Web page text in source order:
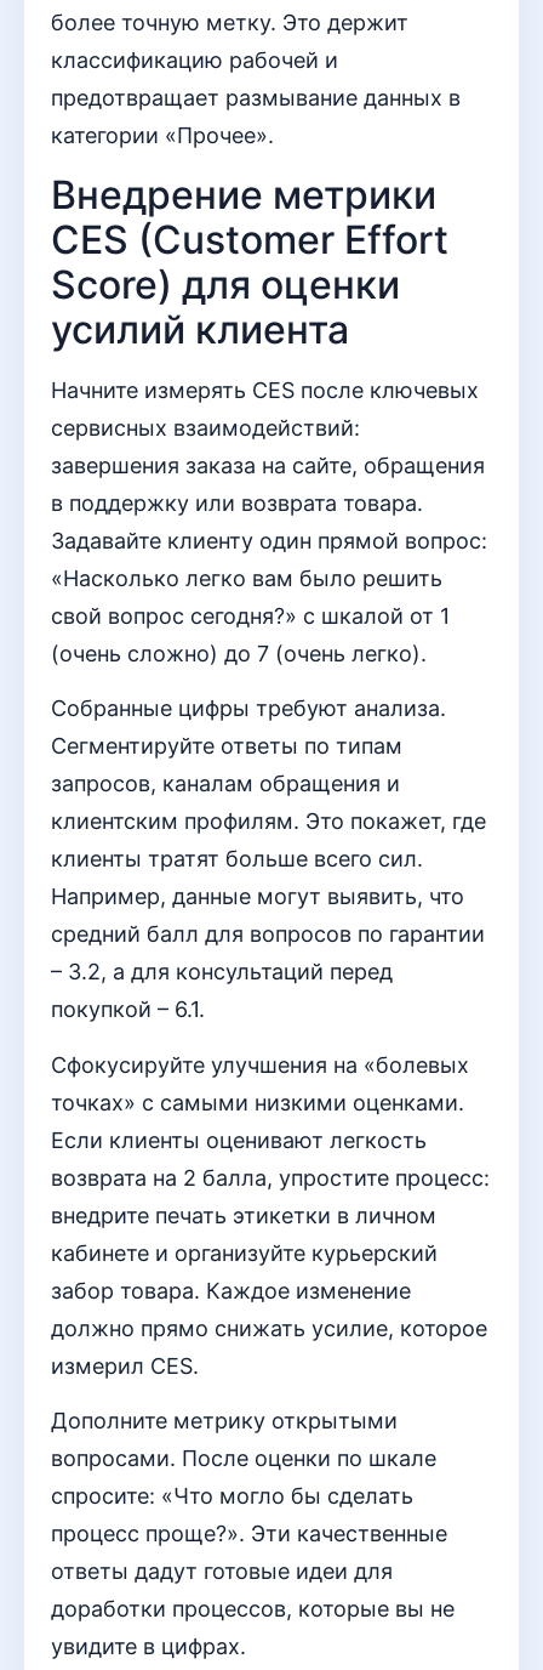
более точную метку. Это держит
классификацию рабочей и
предотвращает размывание данных в
категории «Прочее».
Внедрение метрики
CES (Customer Effort
Score) для оценки
усилий клиента
Начните измерять CES после ключевых
сервисных взаимодействий:
завершения заказа на сайте, обращения
в поддержку или возврата товара.
Задавайте клиенту один прямой вопрос:
«Насколько легко вам было решить
свой вопрос сегодня?» с шкалой от 1
(очень сложно) до 7 (очень легко).
Собранные цифры требуют анализа.
Сегментируйте ответы по типам
запросов, каналам обращения и
клиентским профилям. Это покажет, где
клиенты тратят больше всего сил.
Например, данные могут выявить, что
средний балл для вопросов по гарантии
– 3.2, а для консультаций перед
покупкой – 6.1.
Сфокусируйте улучшения на «болевых
точках» с самыми низкими оценками.
Если клиенты оценивают легкость
возврата на 2 балла, упростите процесс:
внедрите печать этикетки в личном
кабинете и организуйте курьерский
забор товара. Каждое изменение
должно прямо снижать усилие, которое
измерил CES.
Дополните метрику открытыми
вопросами. После оценки по шкале
спросите: «Что могло бы сделать
процесс проще?». Эти качественные
ответы дадут готовые идеи для
доработки процессов, которые вы не
увидите в цифрах.